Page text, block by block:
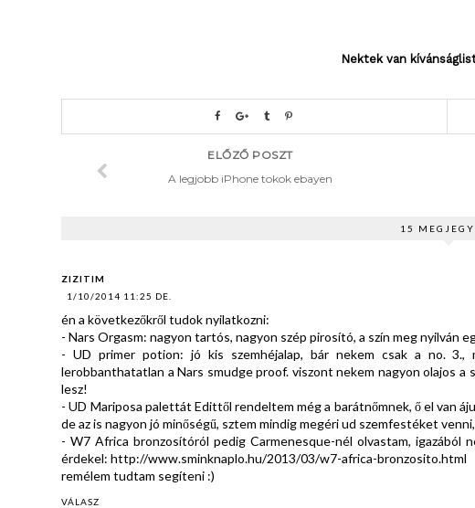
Nektek van
ELŐZŐ POSZT
A legjobb iPhone tokok ebayen
15
ZIZITIM
1/10/2014 11:25 DE.
én a következőkről tudok nyilatkozni:
- Nars Orgasm: nagyon tartós, nagyon szép pirosító, a szín meg nyilván
- UD primer potion: jó kis szemhéjalap, bár nekem csak a no.
lerobbanthatatlan a Nars smudge proof. viszont nekem nagyon olajos a
lesz!
- UD Mariposa palettát Edittől rendeltem még a barátnőmnek, ő el van
de az is nagyon jó minőségű, sztem mindig megéri ud szemfestéket
- W7 Africa bronzosítóról pedig Carmenesque-nél olvastam,
érdekel: http://www.sminknaplo.hu/2013/03/w7-africa-bronzosito.html
remélem tudtam segíteni :)
VÁLASZ